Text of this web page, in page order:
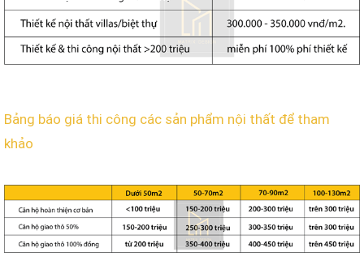
Bảng báo giá thi công các sản phẩm nội thất để tham
khảo